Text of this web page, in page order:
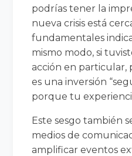
podrías tener la
nueva crisis está
fundamentales
mismo modo, si
acción en particular,
es una inversión
porque tu
Este sesgo también
medios de
amplificar eventos